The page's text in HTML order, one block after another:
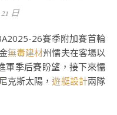
日
26賽季附加賽首輪
無毒建材州懦夫在客場以
軍季后賽盼望，接下來懦
克斯太陽，遊艇設計兩隊